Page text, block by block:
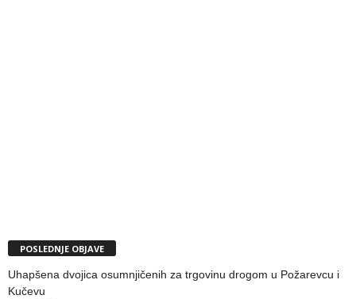
POSLEDNJE OBJAVE
Uhapšena dvojica osumnjičenih za trgovinu drogom u Požarevcu i
Kučevu